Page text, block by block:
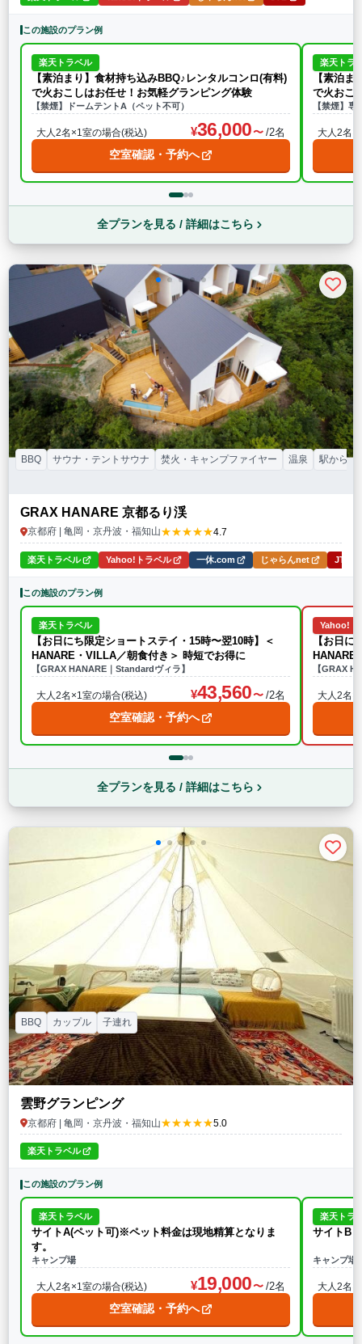
この施設のプラン例
楽天トラベル
【素泊まり】食材持ち込みBBQ♪レンタルコンロ(有料)
で火おこしはお任せ！お気軽グランピング体験
【禁煙】ドームテントA（ペット不可）
大人2名×1室の場合(税込) 36,000 /2名
空室確認・予約へ
楽天トラ
【素泊
で火おこ
【禁煙】
大人2名
全プランを見る / 詳細はこちら
GRAX HANARE 京都るり渓
京都府 | 亀岡・京丹波・福知山★★★★★4.7
BBQ サウナ・テントサウナ 焚火・キャンプファイヤー 温泉 駅から送
楽天トラベル Yahoo!トラベル 一休.com じゃらんnet JTB
この施設のプラン例
楽天トラベル
【お日にち限定ショートステイ・15時〜翌10時】＜
HANARE・VILLA／朝食付き＞ 時短でお得に
【GRAX HANARE｜Standardヴィラ】
大人2名×1室の場合(税込) 43,560 /2名
空室確認・予約へ
Yahoo!ト
【お日
HANARE
【GRAX
大人2名
全プランを見る / 詳細はこちら
雲野グランピング
京都府 | 亀岡・京丹波・福知山★★★★★5.0
BBQ カップル 子連れ
楽天トラベル
この施設のプラン例
楽天トラベル
サイトA(ペット可)※ペット料金は現地精算となりま
す。
キャンプ場
大人2名×1室の場合(税込) 19,000 /2名
空室確認・予約へ
楽天トラ
サイトB
キャンプ場
大人2名